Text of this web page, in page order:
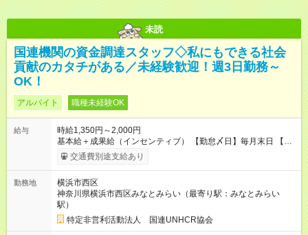
未読
国連機関の資金調達スタッフ◇私にもできる社会
貢献のカタチがある／未経験歓迎！週3日勤務～
OK！
アルバイト 職種未経験OK
給与
時給1,350円～2,000円
基本給＋成果給（インセンティブ） 【勤怠〆日】毎月末日 【給
与支払】翌月15日 下記はモデルの月収例です。詳細は面接でご
案内します。 ────── モデル月収 ────── 【週3日／月12日
万(時給1400円～) 【週4日／月16日勤務の場合】 1年目:月収
20.5万(時給1350円～) 2年目:月収25.6万(時給1400円～) 【週5日
／月22日勤務の場合】 1年目:月収28.1万(時給1350円～) 2年目:
月収35.0万(時給1400円～) ※上記は1日8時間換算、成果給を加
算した目安金額です ◇時間外手当 ◇通勤手当 ◇健康管理補助 ◇
交通費別途支給あり
勤務地
横浜市西区
神奈川県横浜市西区みなとみらい（最寄り駅：みなとみらい
駅）
特定非営利活動法人 国連UNHCR協会